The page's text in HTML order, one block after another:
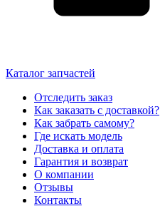
Каталог запчастей
Отследить заказ
Как заказать с доставкой?
Как забрать самому?
Где искать модель
Доставка и оплата
Гарантия и возврат
О компании
Отзывы
Контакты